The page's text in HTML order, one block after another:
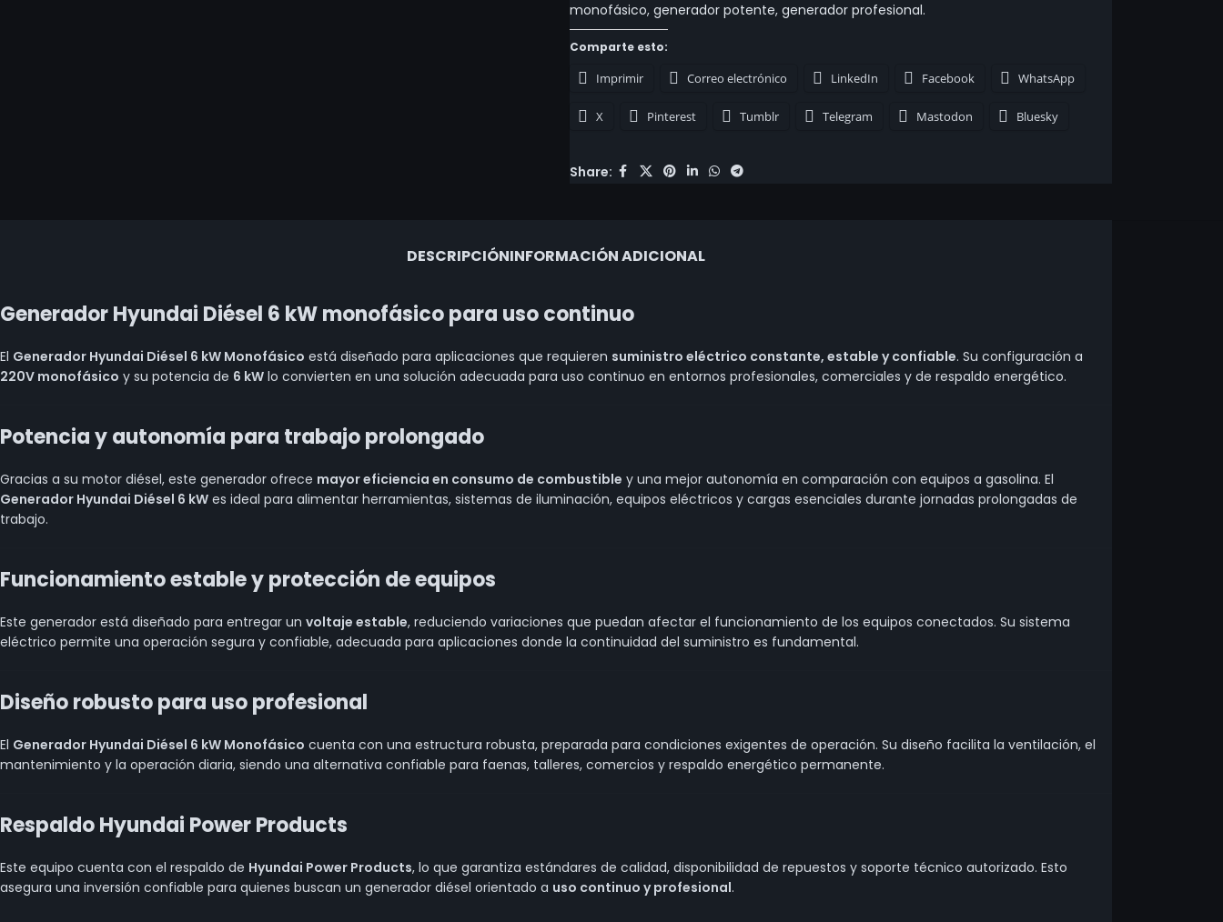
monofásico, generador potente, generador profesional.
Comparte esto:
Imprimir Correo electrónico LinkedIn Facebook WhatsApp
X Pinterest Tumblr Telegram Mastodon Bluesky
Share:
DESCRIPCIÓNINFORMACIÓN ADICIONAL
Generador Hyundai Diésel 6 kW monofásico para uso continuo
El Generador Hyundai Diésel 6 kW Monofásico está diseñado para aplicaciones que requieren suministro eléctrico constante, estable y confiable. Su configuración a
220V monofásico y su potencia de 6 kW lo convierten en una solución adecuada para uso continuo en entornos profesionales, comerciales y de respaldo energético.
Potencia y autonomía para trabajo prolongado
Gracias a su motor diésel, este generador ofrece mayor eficiencia en consumo de combustible y una mejor autonomía en comparación con equipos a gasolina. El
Generador Hyundai Diésel 6 kW es ideal para alimentar herramientas, sistemas de iluminación, equipos eléctricos y cargas esenciales durante jornadas prolongadas de
trabajo.
Funcionamiento estable y protección de equipos
Este generador está diseñado para entregar un voltaje estable, reduciendo variaciones que puedan afectar el funcionamiento de los equipos conectados. Su sistema
eléctrico permite una operación segura y confiable, adecuada para aplicaciones donde la continuidad del suministro es fundamental.
Diseño robusto para uso profesional
El Generador Hyundai Diésel 6 kW Monofásico cuenta con una estructura robusta, preparada para condiciones exigentes de operación. Su diseño facilita la ventilación, el
mantenimiento y la operación diaria, siendo una alternativa confiable para faenas, talleres, comercios y respaldo energético permanente.
Respaldo Hyundai Power Products
Este equipo cuenta con el respaldo de Hyundai Power Products, lo que garantiza estándares de calidad, disponibilidad de repuestos y soporte técnico autorizado. Esto
asegura una inversión confiable para quienes buscan un generador diésel orientado a uso continuo y profesional.